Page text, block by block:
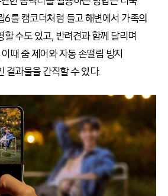
6를 캠코더처럼 들고 해변에서 가족의
할 수도 있고, 반려견과 함께 달리며
이때 줌 제어와 자동 손떨림 방지
결과물을 간직할 수 있다.